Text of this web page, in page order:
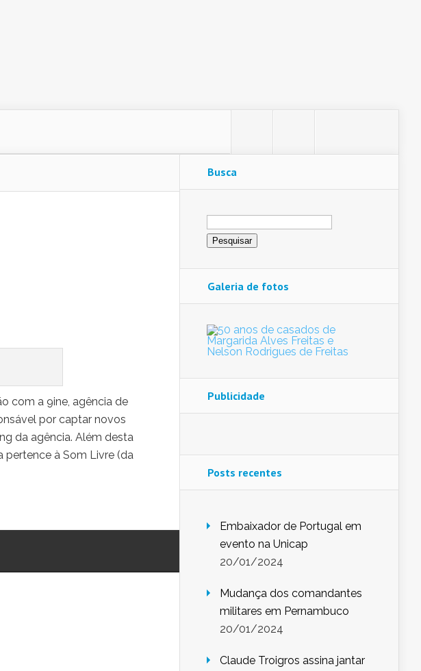
com a 9ine, agência de
por captar novos
da agência. Além desta
pertence à Som Livre (da
Busca
Pesquisar
por:
Galeria de fotos
Publicidade
Posts recentes
Embaixador de Portugal em
evento na Unicap
20/01/2024
Mudança dos comandantes
militares em Pernambuco
20/01/2024
Claude Troigros assina jantar